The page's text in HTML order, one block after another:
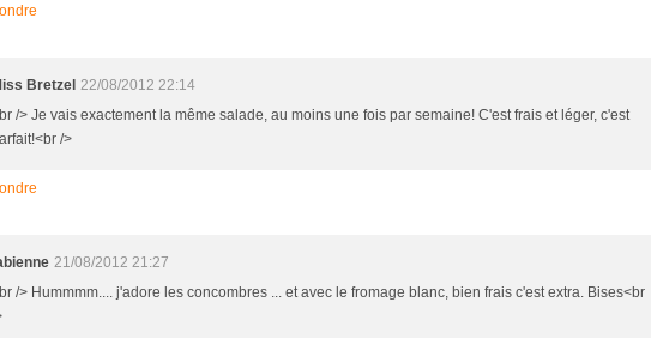
Bretzel 22/08/2012 22:14
/> Je vais exactement la même salade, au moins une fois par semaine! C'est frais et léger, c'est
/>
21/08/2012 21:27
/> Hummmm.... j'adore les concombres ... et avec le fromage blanc, bien frais c'est extra. Bises<br